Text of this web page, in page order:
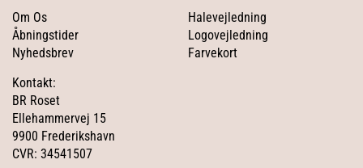
Om Os
Åbningstider
Nyhedsbrev
Kontakt:
BR Roset
Ellehammervej 15
9900 Frederikshavn
CVR: 34541507
Halevejledning
Logovejledning
Farvekort